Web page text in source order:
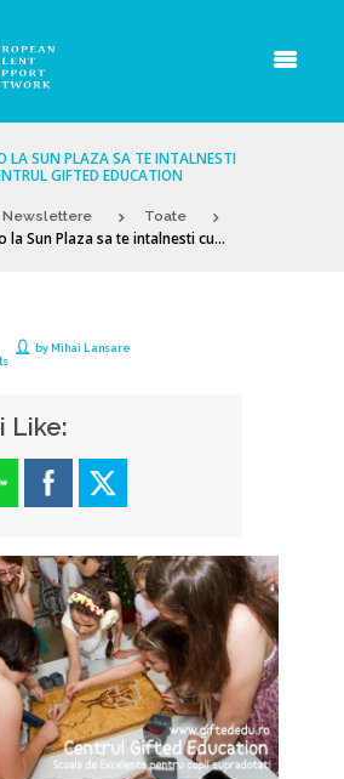
LA SUN PLAZA SA TE INTALNESTI
GIFTED EDUCATION
Newslettere Toate
la Sun Plaza sa te intalnesti cu...
by Mihai Lansare
Like: